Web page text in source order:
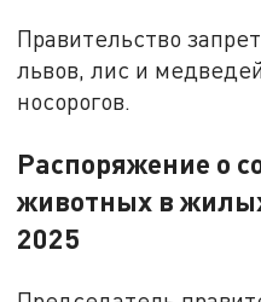
Правительство
львов, лис и
носорогов.
Распоряжение о
животных в
2025